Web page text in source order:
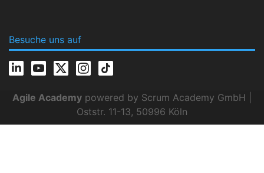
Besuche uns auf
Agile Academy powered by Scrum Academy GmbH |
Oststr. 11-13, 50996 Köln